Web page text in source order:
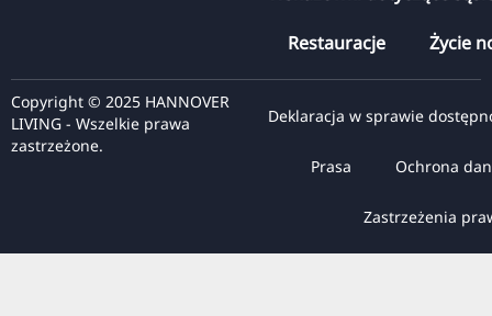
Restauracje Życie
Copyright © 2025 HANNOVER
LIVING - Wszelkie prawa
zastrzeżone.
Deklaracja w sprawie
Prasa Ochrona
Zastrzeżenia